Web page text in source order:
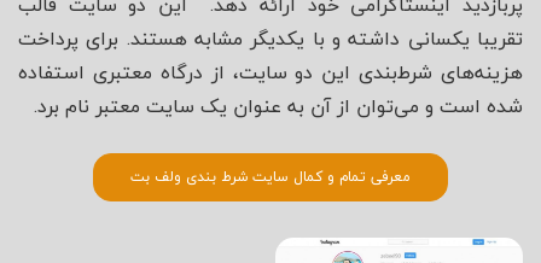
تقریبا یکسانی داشته و با یکدیگر مشابه هستند. برای پرداخت
هزینه‌های شرط‌بندی این دو سایت، از درگاه معتبری استفاده
شده است و می‌توان از آن به عنوان یک سایت معتبر نام برد.
معرفی تمام و کمال سایت شرط بندی ولف بت